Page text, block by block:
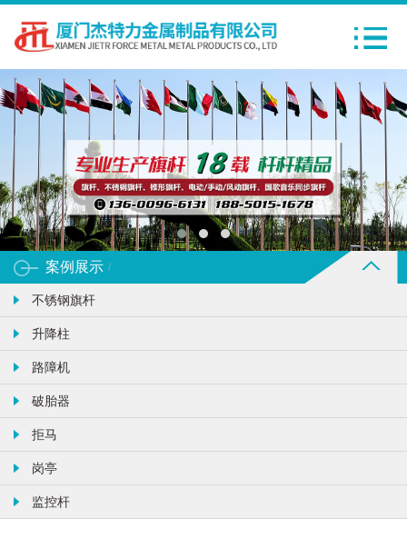
案例展示 /
不锈钢旗杆
升降柱
路障机
破胎器
拒马
岗亭
监控杆